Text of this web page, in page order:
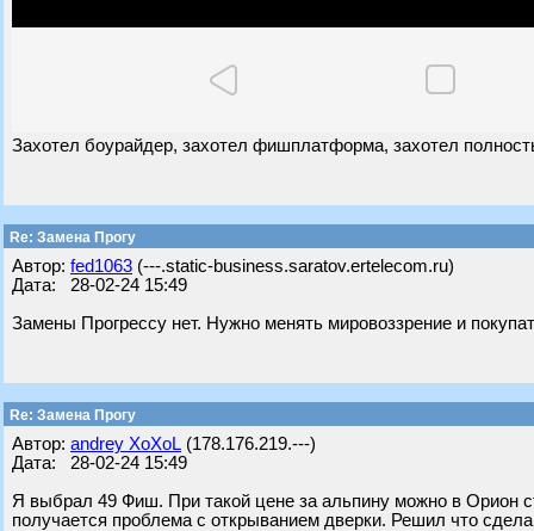
Захотел боурайдер, захотел фишплатформа, захотел
Re: Замена Прогу
Автор: fed1063 (---.static-business.saratov.ertelecom.ru)
Дата: 28-02-24 15:49
Замены Прогрессу нет. Нужно менять мировоззрение и
Re: Замена Прогу
Автор: andrey XoXoL (178.176.219.---)
Дата: 28-02-24 15:49
Я выбрал 49 Фиш. При такой цене за альпину можно в Орион
получается проблема с открыванием дверки. Решил что